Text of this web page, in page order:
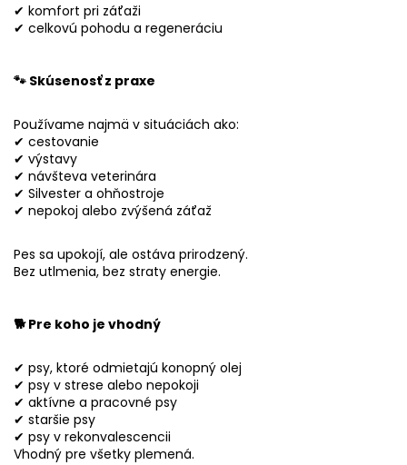
✔ komfort pri záťaži
✔ celkovú pohodu a regeneráciu
🐾 Skúsenosť z praxe
Používame najmä v situáciách ako:
✔ cestovanie
✔ výstavy
✔ návšteva veterinára
✔ Silvester a ohňostroje
✔ nepokoj alebo zvýšená záťaž
Pes sa upokojí, ale ostáva prirodzený.
Bez utlmenia, bez straty energie.
🐕 Pre koho je vhodný
✔ psy, ktoré odmietajú konopný olej
✔ psy v strese alebo nepokoji
✔ aktívne a pracovné psy
✔ staršie psy
✔ psy v rekonvalescencii
Vhodný pre všetky plemená.